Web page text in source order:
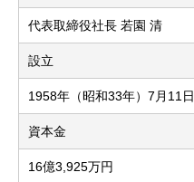
代表取締役社長 若園 清
設立
1958年（昭和33年）7月11日
資本金
16億3,925万円